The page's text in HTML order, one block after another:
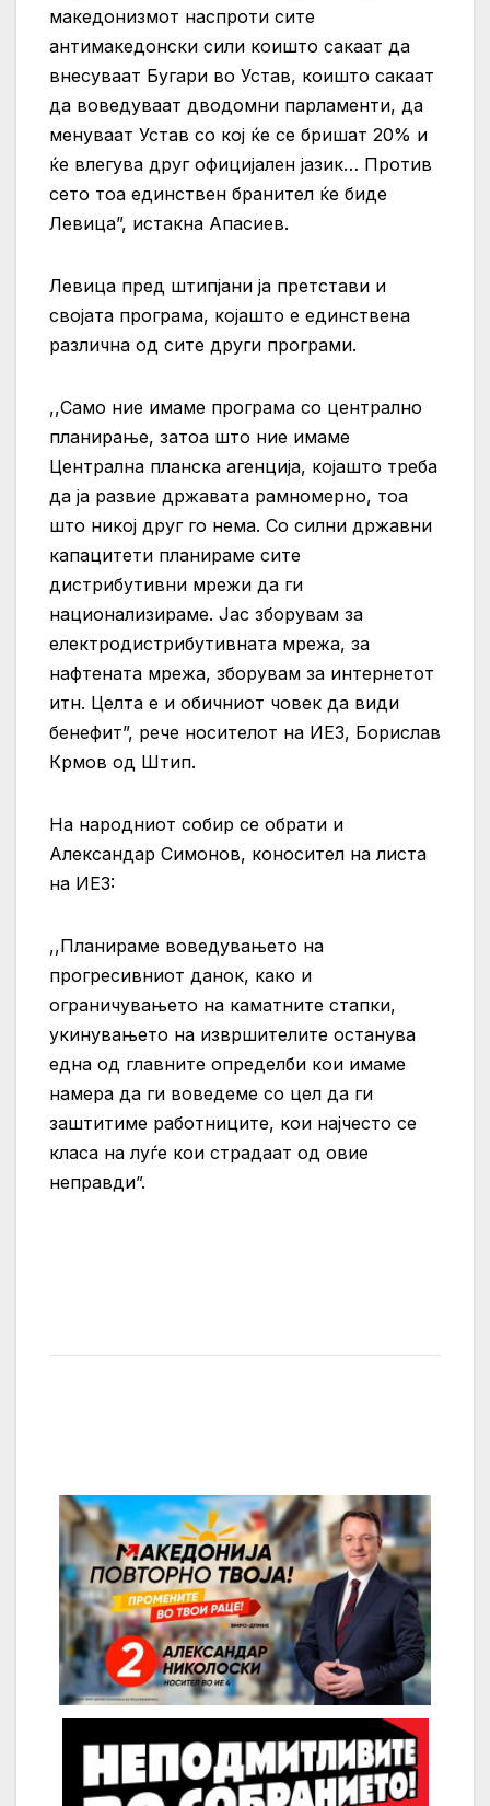
македонизмот наспроти сите
антимакедонски сили коишто сакаат да
внесуваат Бугари во Устав, коишто сакаат
да воведуваат дводомни парламенти, да
менуваат Устав со кој ќе се бришат 20% и
ќе влегува друг официјален јазик… Против
сето тоа единствен бранител ќе биде
Левица”, истакна Апасиев.
Левица пред штипјани ја претстави и
својата програма, којашто е единствена
различна од сите други програми.
,,Само ние имаме програма со централно
планирање, затоа што ние имаме
Централна планска агенција, којашто треба
да ја развие државата рамномерно, тоа
што никој друг го нема. Со силни државни
капацитети планираме сите
дистрибутивни мрежи да ги
национализираме. Јас зборувам за
електродистрибутивната мрежа, за
нафтената мрежа, зборувам за интернетот
итн. Целта е и обичниот човек да види
бенефит”, рече носителот на ИЕ3, Борислав
Крмов од Штип.
На народниот собир се обрати и
Александар Симонов, коносител на листа
на ИЕ3:
,,Планираме воведувањето на
прогресивниот данок, како и
ограничувањето на каматните стапки,
укинувањето на извршителите останува
една од главните определби кои имаме
намера да ги воведеме со цел да ги
заштитиме работниците, кои најчесто се
класа на луѓе кои страдаат од овие
неправди”.